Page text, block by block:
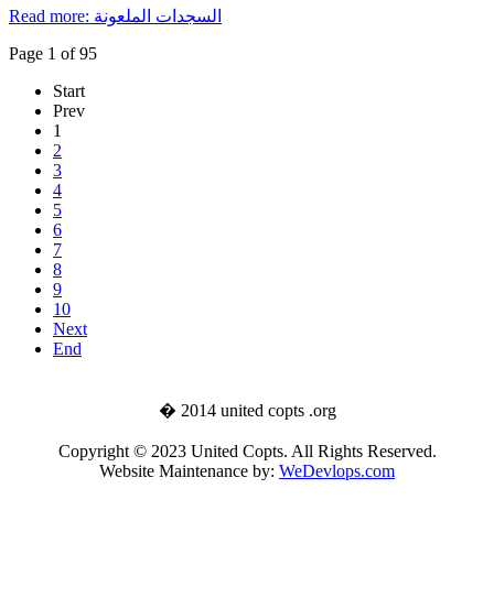
Read more: السجدات الملعونة
Page 1 of 95
Start
Prev
1
2
3
4
5
6
7
8
9
10
Next
End
� 2014 united copts .org
Copyright © 2023 United Copts. All Rights Reserved.
Website Maintenance by: WeDevlops.com